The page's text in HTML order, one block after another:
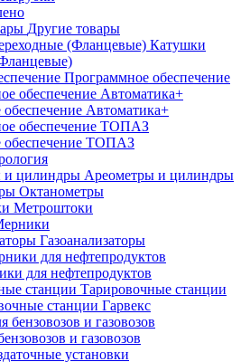
Другие товары
Катушки
Программное обеспечение
Автоматика+
обеспечение ТОПАЗ
Ареометры и цилиндры
Октанометры
Метроштоки
Газоанализаторы
для нефтепродуктов
Тарировочные станции
станции Гарвекс
и газовозов